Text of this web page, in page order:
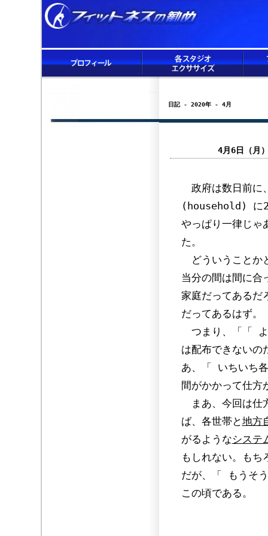
日記 - 2020年 - 4月
4月6日（月
政府は数日前に
(household) に2
やっぱり一律じゃ
た。
どういうことか
当分の間は間に合
家庭だってあるだ
だってあるはず。
つまり、「「 よ
は配布できないの
あ、「 いちいち
間がかかって仕方
まあ、今回は仕
ば、各世帯と地方
がるようなシステ
もしれない。もち
だが、「 もうそ
この頃である。